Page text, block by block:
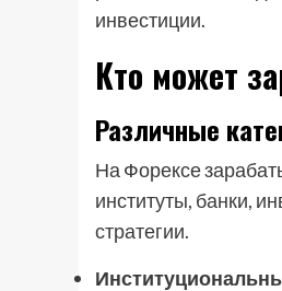
инвестиции.
Кто может
Различные
На Форексе
институты, банки,
стратегии.